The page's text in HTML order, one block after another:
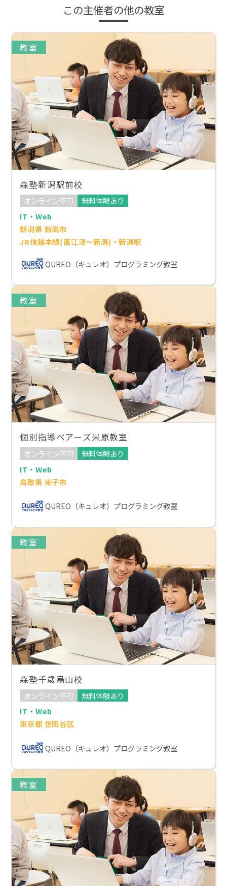
この主催者の他の教室
教室
森塾新潟駅前校
オンライン不可
無料体験あり
IT・Web
新潟県 新潟市
JR信越本線(直江津～新潟)・新潟駅
QUREO（キュレオ）プログラミング教室
教室
個別指導ベアーズ米原教室
オンライン不可
無料体験あり
IT・Web
鳥取県 米子市
QUREO（キュレオ）プログラミング教室
教室
森塾千歳烏山校
オンライン不可
無料体験あり
IT・Web
東京都 世田谷区
QUREO（キュレオ）プログラミング教室
教室